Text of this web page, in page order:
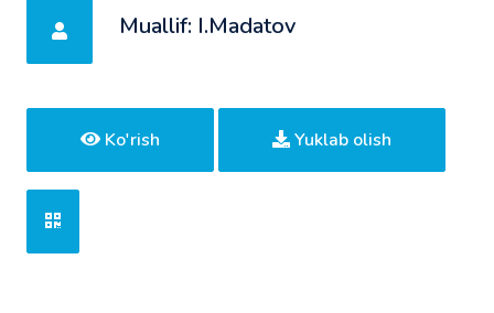
Muallif: I.Madatov
Ko'rish Yuklab olish